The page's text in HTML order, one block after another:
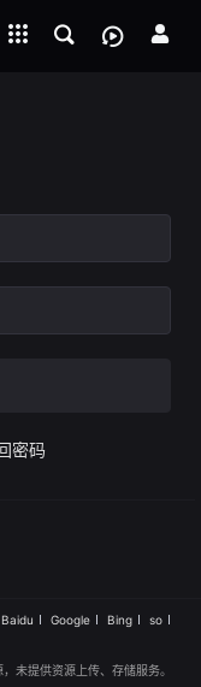
短剧 直播 APP
前言篇
密码
Baidu Google Bing
so
未提供资源上传、存储服务。